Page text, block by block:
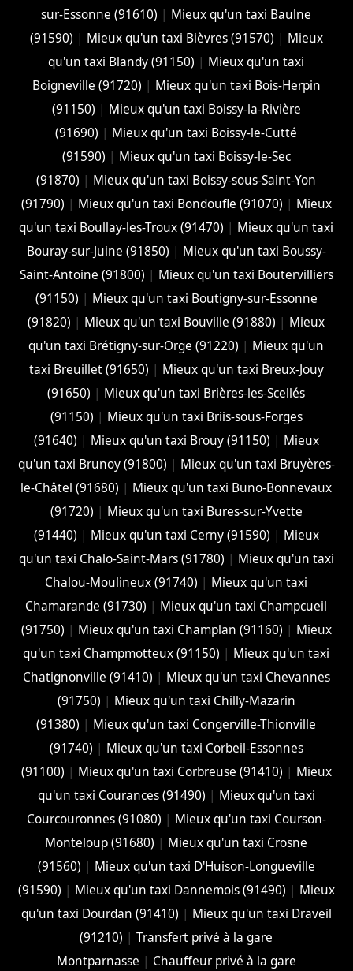
sur-Essonne (91610) | Mieux qu'un taxi Baulne
(91590) | Mieux qu'un taxi Bièvres (91570) | Mieux
qu'un taxi Blandy (91150) | Mieux qu'un taxi
Boigneville (91720) | Mieux qu'un taxi Bois-Herpin
(91150) | Mieux qu'un taxi Boissy-la-Rivière
(91690) | Mieux qu'un taxi Boissy-le-Cutté
(91590) | Mieux qu'un taxi Boissy-le-Sec
(91870) | Mieux qu'un taxi Boissy-sous-Saint-Yon
(91790) | Mieux qu'un taxi Bondoufle (91070) | Mieux
qu'un taxi Boullay-les-Troux (91470) | Mieux qu'un taxi
Bouray-sur-Juine (91850) | Mieux qu'un taxi Boussy-
Saint-Antoine (91800) | Mieux qu'un taxi Boutervilliers
(91150) | Mieux qu'un taxi Boutigny-sur-Essonne
(91820) | Mieux qu'un taxi Bouville (91880) | Mieux
qu'un taxi Brétigny-sur-Orge (91220) | Mieux qu'un
taxi Breuillet (91650) | Mieux qu'un taxi Breux-Jouy
(91650) | Mieux qu'un taxi Brières-les-Scellés
(91150) | Mieux qu'un taxi Briis-sous-Forges
(91640) | Mieux qu'un taxi Brouy (91150) | Mieux
qu'un taxi Brunoy (91800) | Mieux qu'un taxi Bruyères-
le-Châtel (91680) | Mieux qu'un taxi Buno-Bonnevaux
(91720) | Mieux qu'un taxi Bures-sur-Yvette
(91440) | Mieux qu'un taxi Cerny (91590) | Mieux
qu'un taxi Chalo-Saint-Mars (91780) | Mieux qu'un taxi
Chalou-Moulineux (91740) | Mieux qu'un taxi
Chamarande (91730) | Mieux qu'un taxi Champcueil
(91750) | Mieux qu'un taxi Champlan (91160) | Mieux
qu'un taxi Champmotteux (91150) | Mieux qu'un taxi
Chatignonville (91410) | Mieux qu'un taxi Chevannes
(91750) | Mieux qu'un taxi Chilly-Mazarin
(91380) | Mieux qu'un taxi Congerville-Thionville
(91740) | Mieux qu'un taxi Corbeil-Essonnes
(91100) | Mieux qu'un taxi Corbreuse (91410) | Mieux
qu'un taxi Courances (91490) | Mieux qu'un taxi
Courcouronnes (91080) | Mieux qu'un taxi Courson-
Monteloup (91680) | Mieux qu'un taxi Crosne
(91560) | Mieux qu'un taxi D'Huison-Longueville
(91590) | Mieux qu'un taxi Dannemois (91490) | Mieux
qu'un taxi Dourdan (91410) | Mieux qu'un taxi Draveil
(91210) |Transfert privé à la gare
Montparnasse | Chauffeur privé à la gare